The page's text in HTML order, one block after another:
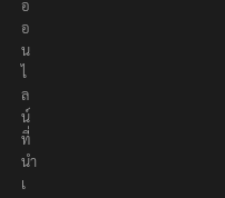
T
h
e
R